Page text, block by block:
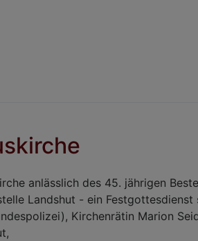
anlässlich des 45. jährigen
Landshut - ein Festgottesdienst
Kirchenrätin Marion